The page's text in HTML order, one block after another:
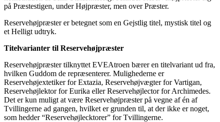
på Præstestigen, under Højpræster, men over Præster.
Reservehøjpræster er betegnet som en Gejstlig titel, mystisk titel og
et Helligt udtryk.
Titelvarianter til Reservehøjpræster
Reservehøjpræster tilknyttet EVEAtroen bærer en titelvariant ud fra,
hvilken Guddom de repræsenterer. Mulighederne er
Reservehøjextetiker for Extazia, Reservehøjvægter for Vartigan,
Reservehøjlektor for Eurika eller Reservehøjlector for Archimedes.
Det er kun muligt at være Reservehøjpræster på vegne af én af
Tvillingerne ad gangen, hvilket er grunden til, at der ikke er noget,
som hedder “Reservehøjlecktorer” for Tvillingerne.